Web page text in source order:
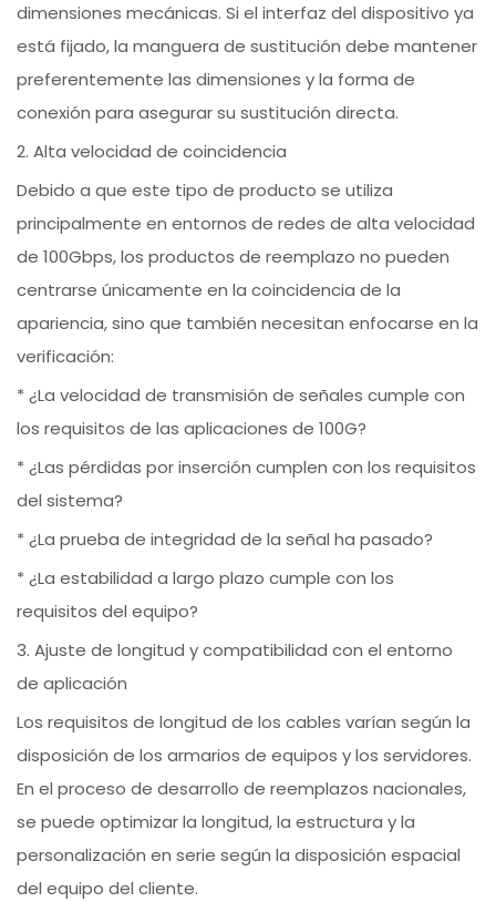
dimensiones mecánicas. Si el interfaz del dispositivo ya
está fijado, la manguera de sustitución debe mantener
preferentemente las dimensiones y la forma de
conexión para asegurar su sustitución directa.
2. Alta velocidad de coincidencia
Debido a que este tipo de producto se utiliza
principalmente en entornos de redes de alta velocidad
de 100Gbps, los productos de reemplazo no pueden
centrarse únicamente en la coincidencia de la
apariencia, sino que también necesitan enfocarse en la
verificación:
* ¿La velocidad de transmisión de señales cumple con
los requisitos de las aplicaciones de 100G?
* ¿Las pérdidas por inserción cumplen con los requisitos
del sistema?
* ¿La prueba de integridad de la señal ha pasado?
* ¿La estabilidad a largo plazo cumple con los
requisitos del equipo?
3. Ajuste de longitud y compatibilidad con el entorno
de aplicación
Los requisitos de longitud de los cables varían según la
disposición de los armarios de equipos y los servidores.
En el proceso de desarrollo de reemplazos nacionales,
se puede optimizar la longitud, la estructura y la
personalización en serie según la disposición espacial
del equipo del cliente.